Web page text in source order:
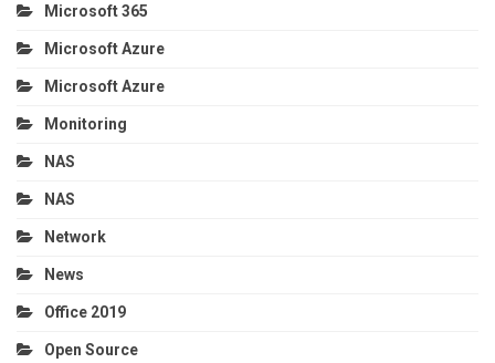
Microsoft 365
Microsoft Azure
Microsoft Azure
Monitoring
NAS
NAS
Network
News
Office 2019
Open Source